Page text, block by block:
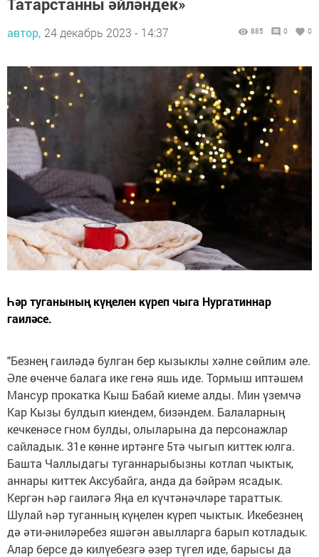
Татарстанны әйләндек»
автор, 24 декабрь 2023 - 14:37 885 0 0
Һәр туганының күңелен күреп чыга Нургатиннар
гаиләсе.
"Безнең гаиләдә булган бер кызыклы хәлне сөйлим әле.
Әле өченче балага ике генә яшь иде. Тормыш иптәшем
Мансур прокатка Кыш Бабай киеме алды. Мин үземчә
Кар Кызы булдып киендем, бизәндем. Балаларның
кечкенәсе гном булды, олыларына да персонажлар
сайладык. 31е көнне иртәнге 5тә чыгып киттек юлга.
Башта Чаллыдагы туганнарыбызны котлап чыктык,
аннары киттек Аксубайга, анда да бәйрәм ясадык.
Кергән һәр гаиләгә Яңа ел күчтәнәчләре тараттык.
Шулай һәр туганның күңелен күреп чыктык. Икебезнең
дә әти-әниләребез яшәгән авылларга барып котладык.
Алар берсе дә килүебезгә әзер түгел иде, барысы да